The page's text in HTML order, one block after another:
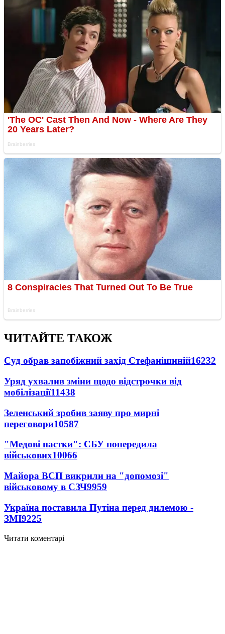
ЧИТАЙТЕ ТАКОЖ
Суд обрав запобіжний захід Стефанішиній16232
Уряд ухвалив зміни щодо відстрочки від
мобілізації11438
Зеленський зробив заяву про мирні
переговори10587
"Медові пастки": СБУ попередила
військових10066
Майора ВСП викрили на "допомозі"
військовому в СЗЧ9959
Україна поставила Путіна перед дилемою -
ЗМІ9225
Читати коментарі